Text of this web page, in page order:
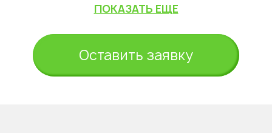
ПОКАЗАТЬ ЕЩЕ
Оставить заявку